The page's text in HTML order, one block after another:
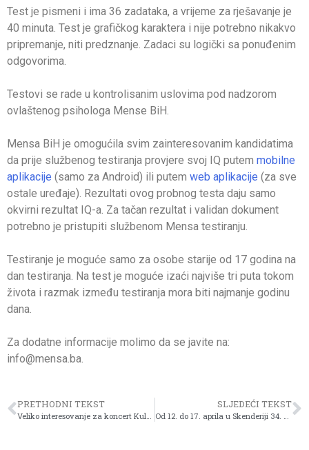
Test je pismeni i ima 36 zadataka, a vrijeme za rješavanje je
40 minuta. Test je grafičkog karaktera i nije potrebno nikakvo
pripremanje, niti predznanje. Zadaci su logički sa ponuđenim
odgovorima.
Testovi se rade u kontrolisanim uslovima pod nadzorom
ovlaštenog psihologa Mense BiH.
Mensa BiH je omogućila svim zainteresovanim kandidatima
da prije službenog testiranja provjere svoj IQ putem mobilne
aplikacije (samo za Android) ili putem web aplikacije (za sve
ostale uređaje). Rezultati ovog probnog testa daju samo
okvirni rezultat IQ-a. Za tačan rezultat i validan dokument
potrebno je pristupiti službenom Mensa testiranju.
Testiranje je moguće samo za osobe starije od 17 godina na
dan testiranja. Na test je moguće izaći najviše tri puta tokom
života i razmak između testiranja mora biti najmanje godinu
dana.
Za dodatne informacije molimo da se javite na:
info@mensa.ba.
PRETHODNI TEKST SLJEDEĆI TEKST